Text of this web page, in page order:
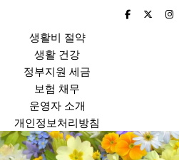
생활비 절약
생활 건강
정부지원 세금
보험 채무
운영자 소개
개인정보처리방침